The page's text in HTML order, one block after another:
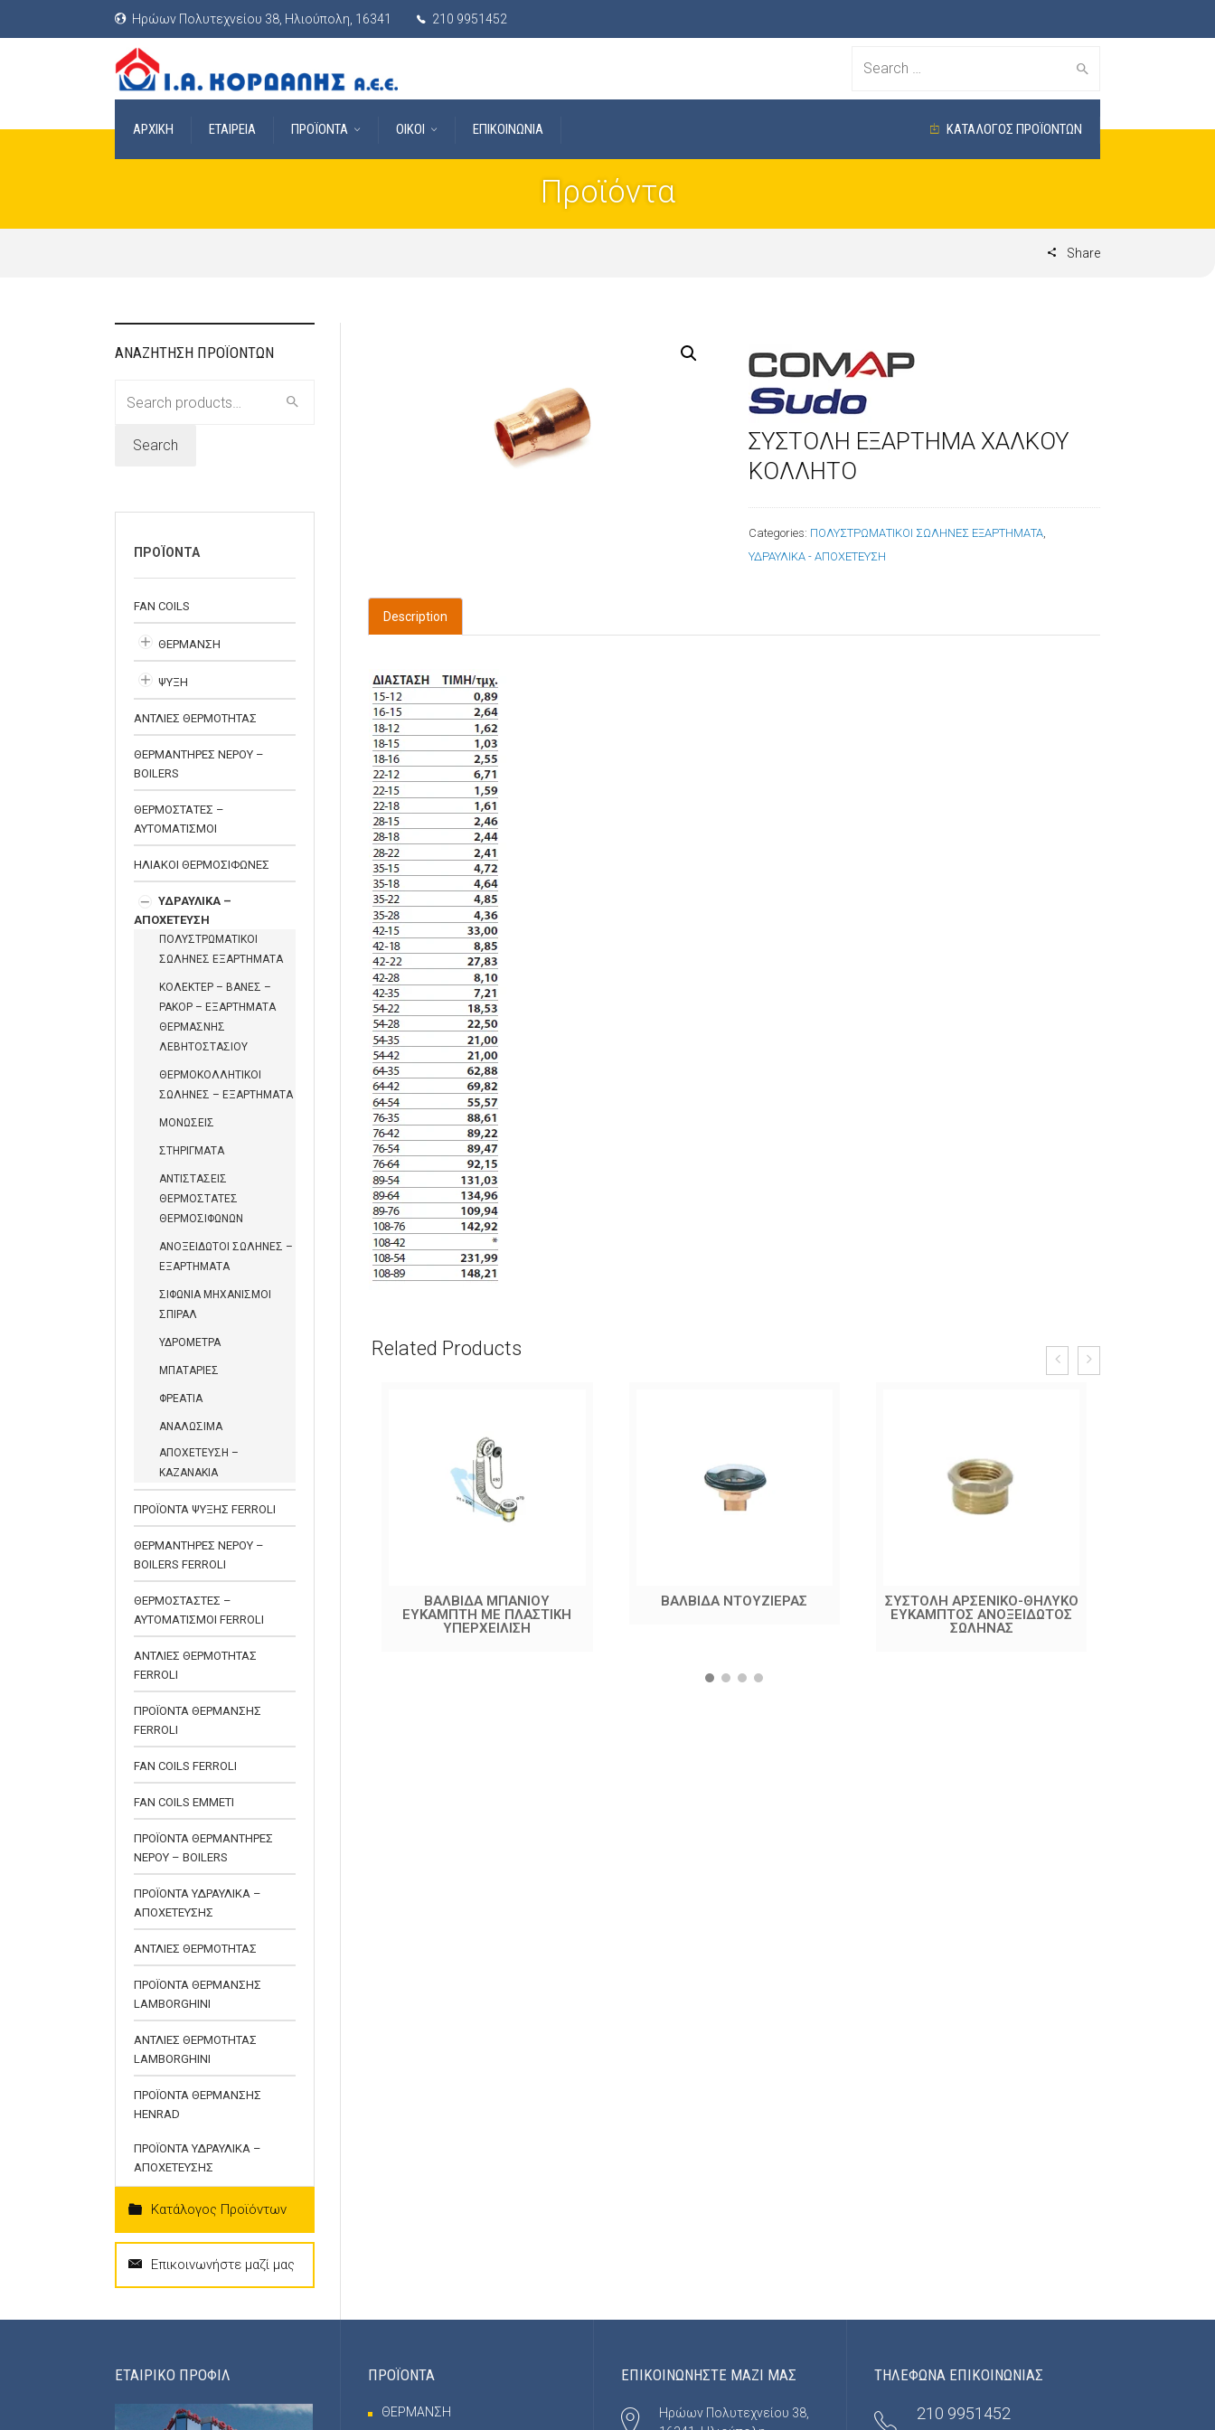
Ηρώων Πολυτεχνείου 38, Ηλιούπολη, 16341 210 9951452
Search
ΑΡΧΙΚΗ ΕΤΑΙΡΕΙΑ ΠΡΟΪΟΝΤΑ OIKOI ΕΠΙΚΟΙΝΩΝΙΑ ΚΑΤΑΛΟΓΟΣ ΠΡΟΪΟΝΤΩΝ
Προϊόντα
Share
ΣΥΣΤΟΛΗ ΕΞΑΡΤΗΜΑ ΧΑΛΚΟΥ
ΚΟΛΛΗΤΟ
Categories: ΠΟΛΥΣΤΡΩΜΑΤΙΚΟΙ ΣΩΛΗΝΕΣ ΕΞΑΡΤΗΜΑΤΑ,
ΥΔΡΑΥΛΙΚΑ - ΑΠΟΧΕΤΕΥΣΗ
Description
Related Products
ΒΑΛΒΙΔΑ ΝΙΠΤΗΡΑ ΜΕ
ΣΧΑΡΑΚΙ ΙΝΟΧ ΤΑΠΑ &
ΑΛΥΣΙΔΑ
ΒΑΛΒΙΔΑ ΜΠΑΝΙΟΥ
ΕΥΚΑΜΠΤΗ ΜΕ ΠΛΑΣΤΙΚΗ
ΥΠΕΡΧΕΙΛΙΣΗ
ΒΑΛΒΙΔΑ ΝΤΟΥΖΙΕΡΑΣ
ΣΥΣΤΟΛΗ ΑΡΣΕΝΙΚΟ-ΘΗΛΥΚΟ
ΕΥΚΑΜΠΤΟΣ ΑΝΟΞΕΙΔΩΤΟΣ
ΣΩΛΗΝΑΣ
ΑΝΑΖΗΤΗΣΗ ΠΡΟΪΟΝΤΩΝ
Search
ΠΡΟΪΟΝΤΑ
FAN COILS
ΘΕΡΜΑΝΣΗ
ΨΥΞΗ
ΑΝΤΛΙΕΣ ΘΕΡΜΟΤΗΤΑΣ
ΘΕΡΜΑΝΤΗΡΕΣ ΝΕΡΟΥ –
BOILERS
ΘΕΡΜΟΣΤΑΤΕΣ –
ΑΥΤΟΜΑΤΙΣΜΟΙ
ΗΛΙΑΚΟΙ ΘΕΡΜΟΣΙΦΩΝΕΣ
ΥΔΡΑΥΛΙΚΑ –
ΑΠΟΧΕΤΕΥΣΗ
ΠΟΛΥΣΤΡΩΜΑΤΙΚΟΙ
ΣΩΛΗΝΕΣ ΕΞΑΡΤΗΜΑΤΑ
ΚΟΛΕΚΤΕΡ – ΒΑΝΕΣ –
ΡΑΚΟΡ – ΕΞΑΡΤΗΜΑΤΑ
ΘΕΡΜΑΣΝΗΣ
ΛΕΒΗΤΟΣΤΑΣΙΟΥ
ΘΕΡΜΟΚΟΛΛΗΤΙΚΟΙ
ΣΩΛΗΝΕΣ – ΕΞΑΡΤΗΜΑΤΑ
ΜΟΝΩΣΕΙΣ
ΣΤΗΡΙΓΜΑΤΑ
ΑΝΤΙΣΤΑΣΕΙΣ
ΘΕΡΜΟΣΤΑΤΕΣ
ΘΕΡΜΟΣΙΦΩΝΩΝ
ΑΝΟΞΕΙΔΩΤΟΙ ΣΩΛΗΝΕΣ –
ΕΞΑΡΤΗΜΑΤΑ
ΣΙΦΩΝΙΑ ΜΗΧΑΝΙΣΜΟΙ
ΣΠΙΡΑΛ
ΥΔΡΟΜΕΤΡΑ
ΜΠΑΤΑΡΙΕΣ
ΦΡΕΑΤΙΑ
ΑΝΑΛΩΣΙΜΑ
ΑΠΟΧΕΤΕΥΣΗ –
ΚΑΖΑΝΑΚΙΑ
ΠΡΟΪΟΝΤΑ ΨΥΞΗΣ FERROLI
ΘΕΡΜΑΝΤΗΡΕΣ ΝΕΡΟΥ –
BOILERS FERROLI
ΘΕΡΜΟΣΤΑΣΤΕΣ –
ΑΥΤΟΜΑΤΙΣΜΟΙ FERROLI
ΑΝΤΛΙΕΣ ΘΕΡΜΟΤΗΤΑΣ
FERROLI
ΠΡΟΪΟΝΤΑ ΘΕΡΜΑΝΣΗΣ
FERROLI
FAN COILS FERROLI
FAN COILS EMMETI
ΠΡΟΪΟΝΤΑ ΘΕΡΜΑΝΤΗΡΕΣ
ΝΕΡΟΥ – BOILERS
ΠΡΟΪΟΝΤΑ ΥΔΡΑΥΛΙΚΑ –
ΑΠΟΧΕΤΕΥΣΗΣ
ΑΝΤΛΙΕΣ ΘΕΡΜΟΤΗΤΑΣ
ΠΡΟΪΟΝΤΑ ΘΕΡΜΑΝΣΗΣ
LAMBORGHINI
ΑΝΤΛΙΕΣ ΘΕΡΜΟΤΗΤΑΣ
LAMBORGHINI
ΠΡΟΪΟΝΤΑ ΘΕΡΜΑΝΣΗΣ
HENRAD
ΠΡΟΪΟΝΤΑ ΥΔΡΑΥΛΙΚΑ –
ΑΠΟΧΕΤΕΥΣΗΣ
Κατάλογος Προϊόντων
Επικοινωνήστε μαζί μας
ΕΤΑΙΡΙΚΟ ΠΡΟΦΙΛ ΠΡΟΪΟΝΤΑ
ΘΕΡΜΑΝΣΗ
ΕΠΙΚΟΙΝΩΝΗΣΤΕ ΜΑΖΙ ΜΑΣ
Ηρώων Πολυτεχνείου 38,
ΤΗΛΕΦΩΝΑ ΕΠΙΚΟΙΝΩΝΙΑΣ
210 9951452